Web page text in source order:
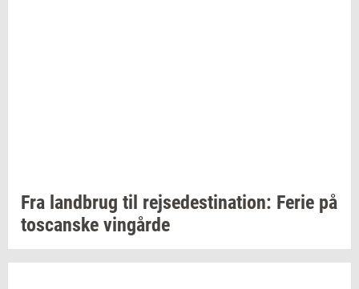
Fra land­brug til rej­se­desti­na­tion: Ferie på
toscan­ske vin­går­de